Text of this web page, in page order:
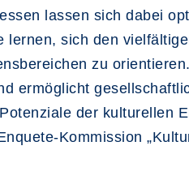
lassen sich dabei
sich den
zu
ermöglicht
der kulturellen
Kommission